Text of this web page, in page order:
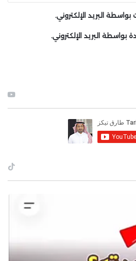
العصر القديم، عندما بدأت
في المراكز الحضرية، لتشكل
القديم
العجائب، وشن الحرب، وبناء حضارة
– كان هذا هو كل شيء في مصر!
وتستفيد مصر في 7 Civilization من البناء على الأنهار
العجائب مبكراً.
النيل، هو قلب مصر القديمة.
الذي يزيد عن خمسة آلاف عام
البريد الإلكتروني.
بواسطة البريد الإلكتروني.